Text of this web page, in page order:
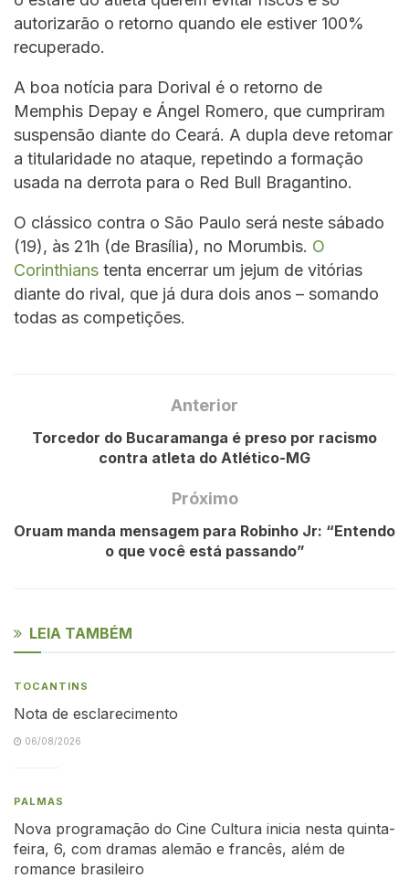
autorizarão o retorno quando ele estiver 100%
recuperado.
A boa notícia para Dorival é o retorno de
Memphis Depay e Ángel Romero, que cumpriram
suspensão diante do Ceará. A dupla deve retomar
a titularidade no ataque, repetindo a formação
usada na derrota para o Red Bull Bragantino.
O clássico contra o São Paulo será neste sábado
(19), às 21h (de Brasília), no Morumbis. O
Corinthians tenta encerrar um jejum de vitórias
diante do rival, que já dura dois anos – somando
todas as competições.
Anterior
Torcedor do Bucaramanga é preso por racismo
contra atleta do Atlético-MG
Próximo
Oruam manda mensagem para Robinho Jr: “Entendo
o que você está passando”
LEIA TAMBÉM
TOCANTINS
Nota de esclarecimento
06/08/2026
PALMAS
Nova programação do Cine Cultura inicia nesta quinta-
feira, 6, com dramas alemão e francês, além de
romance brasileiro